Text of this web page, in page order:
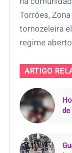
Torrões,
tornozeleira
regime
ARTIGO